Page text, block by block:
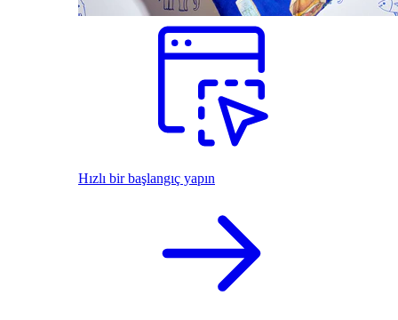
Hızlı bir başlangıç yapın